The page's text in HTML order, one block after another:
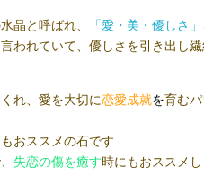
晶と呼ばれ、 「愛・美・優しさ」
われていて、優しさを引き出し
れ、愛を大切に恋愛成就を育む
おススメの石です
失恋の傷を癒す時にもおススメ